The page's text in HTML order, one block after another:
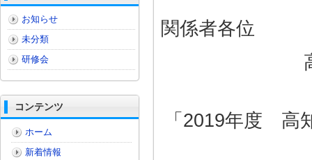
関係者各位
「2019年度 高
お知らせ
未分類
研修会
コンテンツ
ホーム
新着情報